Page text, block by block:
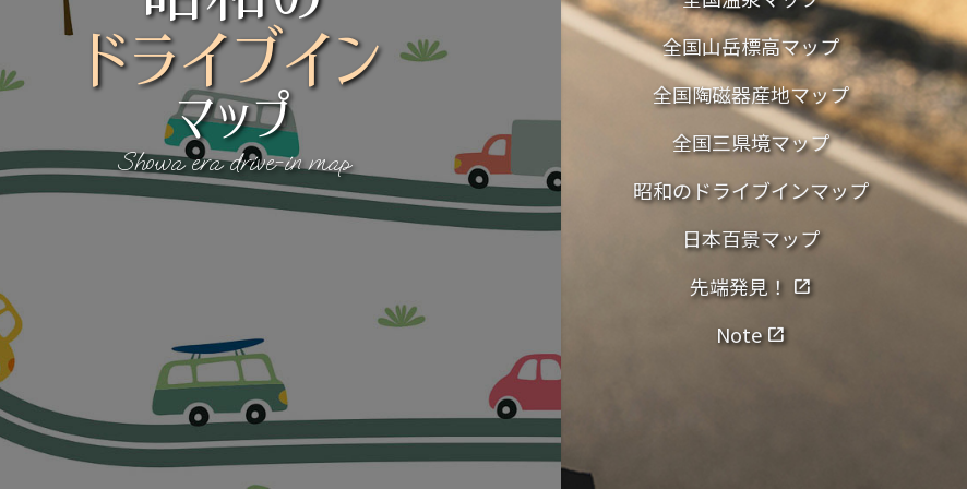
ドライブイン
マップ
Showa era drive-in map
全国山岳標高マップ
全国陶磁器産地マップ
全国三県境マップ
昭和のドライブインマップ
日本百景マップ
先端発見！ open_in_new
Note open_in_new